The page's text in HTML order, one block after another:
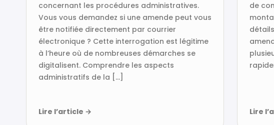
concernant les procédures administratives.
Vous vous demandez si une amende peut vous
être notifiée directement par courrier
électronique ? Cette interrogation est légitime
à l’heure où de nombreuses démarches se
digitalisent. Comprendre les aspects
administratifs de la […]
Lire l’article →
de
Lire